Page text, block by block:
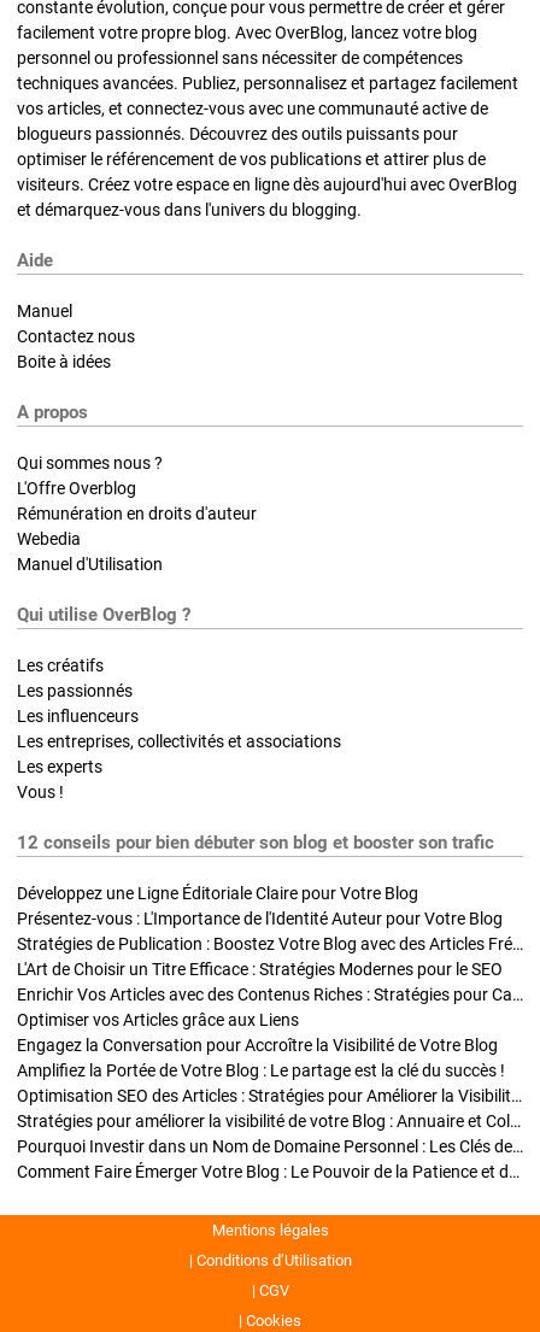
constante évolution, conçue pour vous permettre de créer et gérer
facilement votre propre blog. Avec OverBlog, lancez votre blog
personnel ou professionnel sans nécessiter de compétences
techniques avancées. Publiez, personnalisez et partagez facilement
vos articles, et connectez-vous avec une communauté active de
blogueurs passionnés. Découvrez des outils puissants pour
optimiser le référencement de vos publications et attirer plus de
visiteurs. Créez votre espace en ligne dès aujourd'hui avec OverBlog
et démarquez-vous dans l'univers du blogging.
Aide
Manuel
Contactez nous
Boite à idées
A propos
Qui sommes nous ?
L'Offre Overblog
Rémunération en droits d'auteur
Webedia
Manuel d'Utilisation
Qui utilise OverBlog ?
Les créatifs
Les passionnés
Les influenceurs
Les entreprises, collectivités et associations
Les experts
Vous !
12 conseils pour bien débuter son blog et booster son trafic
Développez une Ligne Éditoriale Claire pour Votre Blog
Présentez-vous : L'Importance de l'Identité Auteur pour Votre Blog
Stratégies de Publication : Boostez Votre Blog avec des Articles Fréquents et Exclusifs
L'Art de Choisir un Titre Efficace : Stratégies Modernes pour le SEO
Enrichir Vos Articles avec des Contenus Riches : Stratégies pour Captiver et Optimiser
Optimiser vos Articles grâce aux Liens
Engagez la Conversation pour Accroître la Visibilité de Votre Blog
Amplifiez la Portée de Votre Blog : Le partage est la clé du succès !
Optimisation SEO des Articles : Stratégies pour Améliorer la Visibilité de Votre Blog
Stratégies pour améliorer la visibilité de votre Blog : Annuaire et Collaborations
Pourquoi Investir dans un Nom de Domaine Personnel : Les Clés de la Réussite de Votre Blog
Comment Faire Émerger Votre Blog : Le Pouvoir de la Patience et de la Persévérance
Mentions légales
Conditions d’Utilisation
CGV
Cookies